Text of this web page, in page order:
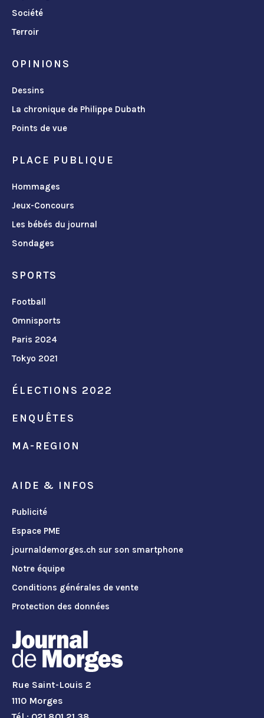
Société
Terroir
OPINIONS
Dessins
La chronique de Philippe Dubath
Points de vue
PLACE PUBLIQUE
Hommages
Jeux-Concours
Les bébés du journal
Sondages
SPORTS
Football
Omnisports
Paris 2024
Tokyo 2021
ÉLECTIONS 2022
ENQUÊTES
MA-REGION
AIDE & INFOS
Publicité
Espace PME
journaldemorges.ch sur son smartphone
Notre équipe
Conditions générales de vente
Protection des données
Rue Saint-Louis 2
1110 Morges